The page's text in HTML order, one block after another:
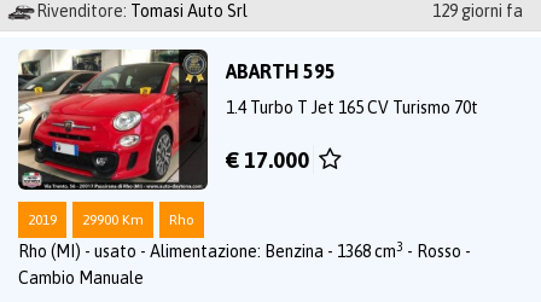
Rivenditore: Tomasi Auto Srl 129 giorni fa
ABARTH 595
1.4 Turbo T Jet 165 CV Turismo 70t
€ 17.000
2019 29900 Km Rho
Rho (MI) - usato - Alimentazione: Benzina - 1368 cm3 - Rosso -
Cambio Manuale